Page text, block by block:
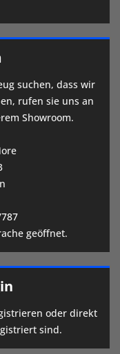
suchen, dass wir
rufen sie uns an
Showroom.
geöffnet.
oder direkt
sind.